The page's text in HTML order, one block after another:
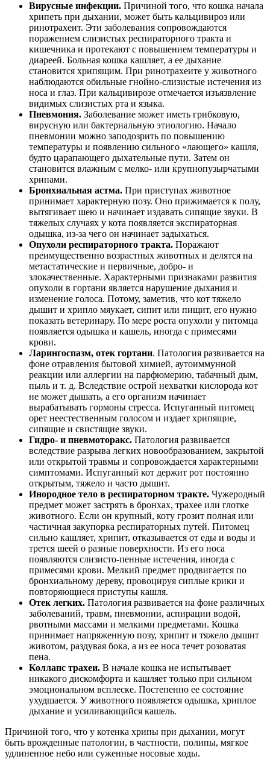
Вирусные инфекции. Причиной того, что кошка начала
хрипеть при дыхании, может быть кальцивироз или
ринотрахеит. Эти заболевания сопровождаются
поражением слизистых респираторного тракта и
кишечника и протекают с повышением температуры и
диареей. Больная кошка кашляет, а ее дыхание
становится хрипящим. При ринотрахеите у животного
наблюдаются обильные гнойно-слизистые истечения из
носа и глаз. При кальцивирозе отмечается изъязвление
видимых слизистых рта и языка.
Пневмония. Заболевание может иметь грибковую,
вирусную или бактериальную этиологию. Начало
пневмонии можно заподозрить по повышению
температуры и появлению сильного «лающего» кашля,
будто царапающего дыхательные пути. Затем он
становится влажным с мелко- или крупнопузырчатыми
хрипами.
Бронхиальная астма. При приступах животное
принимает характерную позу. Оно прижимается к полу,
вытягивает шею и начинает издавать сипящие звуки. В
тяжелых случаях у кота появляется экспираторная
одышка, из-за чего он начинает задыхаться.
Опухоли респираторного тракта. Поражают
преимущественно возрастных животных и делятся на
метастатические и первичные, добро- и
злокачественные. Характерными признаками развития
опухоли в гортани является нарушение дыхания и
изменение голоса. Потому, заметив, что кот тяжело
дышит и хрипло мяукает, сипит или пищит, его нужно
показать ветеринару. По мере роста опухоли у питомца
появляется одышка и кашель, иногда с примесями
крови.
Ларингоспазм, отек гортани. Патология развивается на
фоне отравления бытовой химией, аутоиммунной
реакции или аллергии на парфюмерию, табачный дым,
пыль и т. д. Вследствие острой нехватки кислорода кот
не может дышать, а его организм начинает
вырабатывать гормоны стресса. Испуганный питомец
орет неестественным голосом и издает хрипящие,
сипящие и свистящие звуки.
Гидро- и пневмоторакс. Патология развивается
вследствие разрыва легких новообразованием, закрытой
или открытой травмы и сопровождается характерными
симптомами. Испуганный кот держит рот постоянно
открытым, тяжело и часто дышит.
Инородное тело в респираторном тракте. Чужеродный
предмет может застрять в бронхах, трахее или глотке
животного. Если он крупный, коту грозит полная или
частичная закупорка респираторных путей. Питомец
сильно кашляет, хрипит, отказывается от еды и воды и
трется шеей о разные поверхности. Из его носа
появляются слизисто-пенные истечения, иногда с
примесями крови. Мелкий предмет продвигается по
бронхиальному дереву, провоцируя сиплые крики и
повторяющиеся приступы кашля.
Отек легких. Патология развивается на фоне различных
заболеваний, травм, пневмонии, аспирации водой,
рвотными массами и мелкими предметами. Кошка
принимает напряженную позу, хрипит и тяжело дышит
животом, раздувая бока, а из ее носа течет розоватая
пена.
Коллапс трахеи. В начале кошка не испытывает
никакого дискомфорта и кашляет только при сильном
эмоциональном всплеске. Постепенно ее состояние
ухудшается. У животного появляется одышка, хриплое
дыхание и усиливающийся кашель.
Причиной того, что у котенка хрипы при дыхании, могут
быть врожденные патологии, в частности, полипы, мягкое
удлиненное небо или суженные носовые ходы.